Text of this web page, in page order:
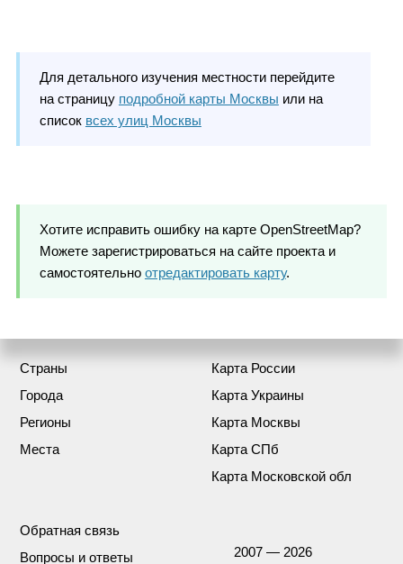
Для детального изучения местности перейдите
на страницу подробной карты Москвы или на
список всех улиц Москвы
Хотите исправить ошибку на карте OpenStreetMap?
Можете зарегистрироваться на сайте проекта и
самостоятельно отредактировать карту.
Страны
Города
Регионы
Места
Карта России
Карта Украины
Карта Москвы
Карта СПб
Карта Московской обл
Обратная связь
Вопросы и ответы
2007 — 2026